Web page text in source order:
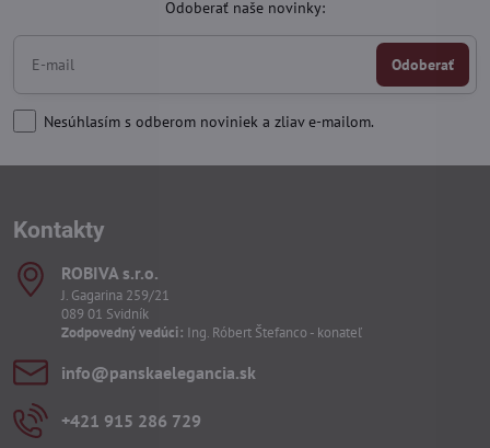
Odoberať naše novinky:
Odoberať
Nesúhlasím s odberom noviniek a zliav e-mailom.
Kontakty
ROBIVA s​.r​.o​.
J. Gagarina 259/21
089 01 Svidník
Zodpovedný vedúci: Ing. Róbert Štefanco - konateľ
info​@panskaelegancia​.sk
+421 915 286 729